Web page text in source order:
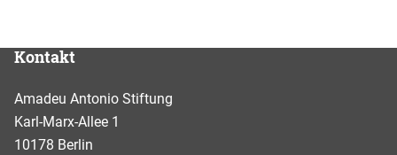
Kontakt
Amadeu Antonio Stiftung
Karl-Marx-Allee 1
10178 Berlin